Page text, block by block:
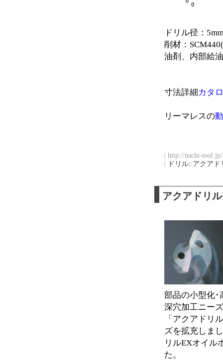
ドリル径：
削材：
油剤、内部給
寸法詳細カタ
リーマレスの
| http://nachi-
ドリル::アクア
アクアドリ
部品の小型化･
深穴加工ニー
「アクアドリ
ズを拡充しま
リルEXオイル
た。